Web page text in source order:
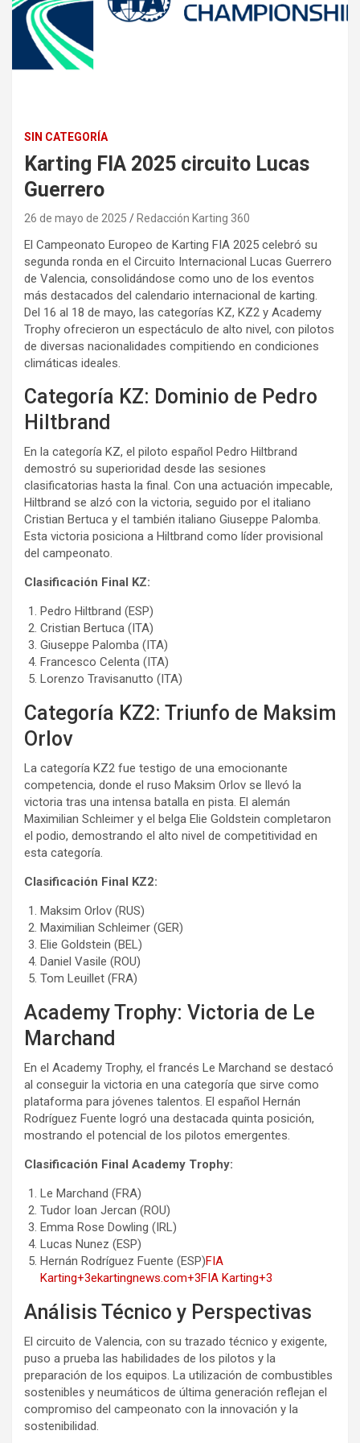
SIN CATEGORÍA
Karting FIA 2025 circuito Lucas
Guerrero
26 de mayo de 2025 Redacción Karting 360
El Campeonato Europeo de Karting FIA 2025 celebró su
segunda ronda en el Circuito Internacional Lucas Guerrero
de Valencia, consolidándose como uno de los eventos
más destacados del calendario internacional de karting.
Del 16 al 18 de mayo, las categorías KZ, KZ2 y Academy
Trophy ofrecieron un espectáculo de alto nivel, con pilotos
de diversas nacionalidades compitiendo en condiciones
climáticas ideales.
Categoría KZ: Dominio de Pedro
Hiltbrand
En la categoría KZ, el piloto español Pedro Hiltbrand
demostró su superioridad desde las sesiones
clasificatorias hasta la final. Con una actuación impecable,
Hiltbrand se alzó con la victoria, seguido por el italiano
Cristian Bertuca y el también italiano Giuseppe Palomba.
Esta victoria posiciona a Hiltbrand como líder provisional
del campeonato.
Clasificación Final KZ:
Pedro Hiltbrand (ESP)
Cristian Bertuca (ITA)
Giuseppe Palomba (ITA)
Francesco Celenta (ITA)
Lorenzo Travisanutto (ITA)
Categoría KZ2: Triunfo de Maksim
Orlov
La categoría KZ2 fue testigo de una emocionante
competencia, donde el ruso Maksim Orlov se llevó la
victoria tras una intensa batalla en pista. El alemán
Maximilian Schleimer y el belga Elie Goldstein completaron
el podio, demostrando el alto nivel de competitividad en
esta categoría.
Clasificación Final KZ2:
Maksim Orlov (RUS)
Maximilian Schleimer (GER)
Elie Goldstein (BEL)
Daniel Vasile (ROU)
Tom Leuillet (FRA)
Academy Trophy: Victoria de Le
Marchand
En el Academy Trophy, el francés Le Marchand se destacó
al conseguir la victoria en una categoría que sirve como
plataforma para jóvenes talentos. El español Hernán
Rodríguez Fuente logró una destacada quinta posición,
mostrando el potencial de los pilotos emergentes.
Clasificación Final Academy Trophy:
Le Marchand (FRA)
Tudor Ioan Jercan (ROU)
Emma Rose Dowling (IRL)
Lucas Nunez (ESP)
Hernán Rodríguez Fuente (ESP)FIA
Karting+3ekartingnews.com+3FIA Karting+3
Análisis Técnico y Perspectivas
El circuito de Valencia, con su trazado técnico y exigente,
puso a prueba las habilidades de los pilotos y la
preparación de los equipos. La utilización de combustibles
sostenibles y neumáticos de última generación reflejan el
compromiso del campeonato con la innovación y la
sostenibilidad.